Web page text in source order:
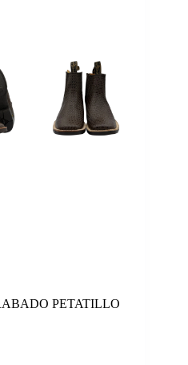
PETATILLO